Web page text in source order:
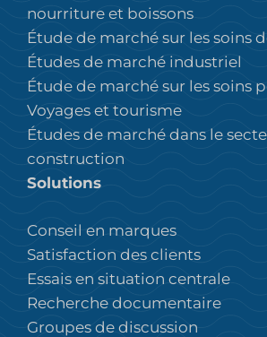
nourriture et boissons
Étude de marché sur les soins
Études de marché industriel
Étude de marché sur les soins
Voyages et tourisme
Études de marché dans le
construction
Solutions
Conseil en marques
Satisfaction des clients
Essais en situation centrale
Recherche documentaire
Groupes de discussion